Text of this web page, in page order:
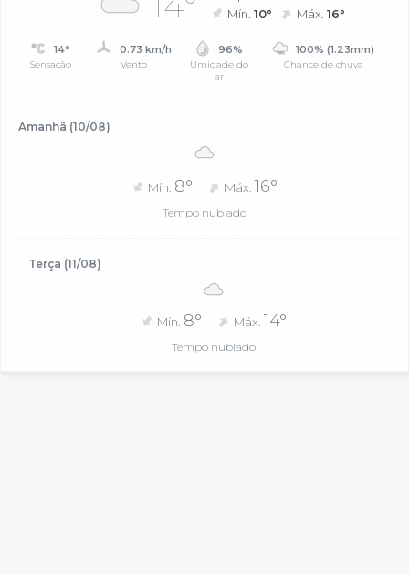
Mín.10° Máx.16°
14°
Sensação
0.73 km/h
Vento
96%
Umidade do
ar
100% (1.23mm)
Chance de chuva
Amanhã (10/08)
Mín. 8° Máx. 16°
Tempo nublado
Terça (11/08)
Mín. 8° Máx. 14°
Tempo nublado